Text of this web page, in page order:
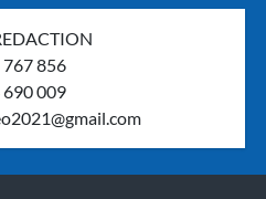
767 856
690 009